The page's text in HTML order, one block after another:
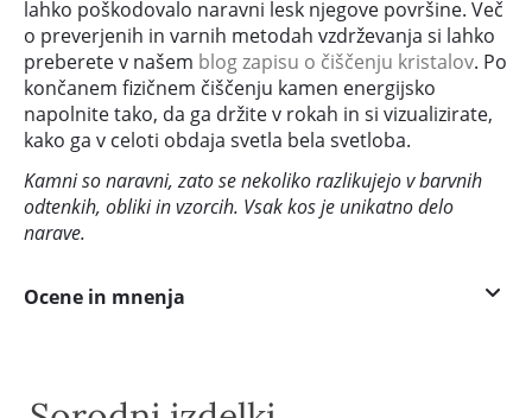
lahko poškodovalo naravni lesk njegove površine. Več
o preverjenih in varnih metodah vzdrževanja si lahko
preberete v našem blog zapisu o čiščenju kristalov. Po
končanem fizičnem čiščenju kamen energijsko
napolnite tako, da ga držite v rokah in si vizualizirate,
kako ga v celoti obdaja svetla bela svetloba.
Kamni so naravni, zato se nekoliko razlikujejo v barvnih
odtenkih, obliki in vzorcih. Vsak kos je unikatno delo
narave.
Ocene in mnenja